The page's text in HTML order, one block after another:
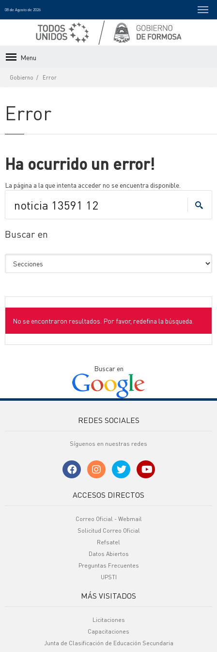
08 de Agosto de 2026
Menu
Gobierno Error
Error
Ha ocurrido un error!
La página a la que intenta acceder no se encuentra disponible.
Buscar en
No se encontraron resultados. Por favor, redefina la búsqueda.
Buscar en
REDES SOCIALES
Síguenos en nuestras redes
ACCESOS DIRECTOS
Correo Oficial - Webmail
Solicitud Correo Oficial
Refsatel
Datos Abiertos
Preguntas Frecuentes
UPSTI
MÁS VISITADOS
Licitaciones
Capacitaciones
Junta de Clasificación de Educación Secundaria